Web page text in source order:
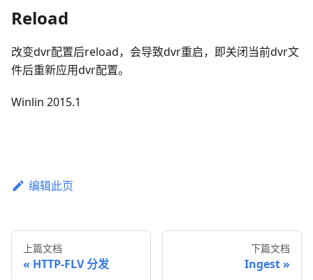
Reload
改变dvr配置后reload，会导致dvr重启，即关闭当前dvr文
件后重新应用dvr配置。
Winlin 2015.1
编辑此页
上篇文档
HTTP-FLV 分发
下篇文档
Ingest